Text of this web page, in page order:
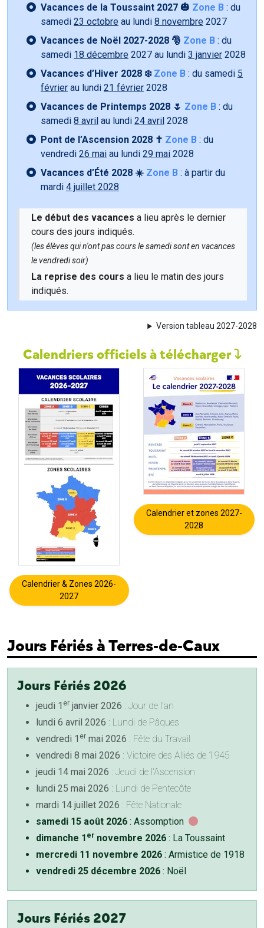
Vacances de la Toussaint 2027 🎃 Zone B : du
samedi 23 octobre au lundi 8 novembre 2027
Vacances de Noël 2027-2028 🎅 Zone B : du
samedi 18 décembre 2027 au lundi 3 janvier 2028
Vacances d’Hiver 2028 ❄️ Zone B : du samedi 5
février au lundi 21 février 2028
Vacances de Printemps 2028 🌷 Zone B : du
samedi 8 avril au lundi 24 avril 2028
Pont de l’Ascension 2028 ✝️ Zone B : du
vendredi 26 mai au lundi 29 mai 2028
Vacances d’Été 2028 ☀️ Zone B : à partir du
mardi 4 juillet 2028
Le début des vacances a lieu après le dernier
cours des jours indiqués.
(les élèves qui n'ont pas cours le samedi sont en vacances
le vendredi soir)
La reprise des cours a lieu le matin des jours
indiqués.
Version tableau 2027-2028
Calendriers officiels à télécharger
Calendrier & Zones 2026-
2027
Calendrier et zones 2027-
2028
Jours Fériés à Terres-de-Caux
Jours Fériés 2026
jeudi 1 er janvier 2026 : Jour de l'an
lundi 6 avril 2026 : Lundi de Pâques
vendredi 1 er mai 2026 : Fête du Travail
vendredi 8 mai 2026 : Victoire des Alliés de 1945
jeudi 14 mai 2026 : Jeudi de l'Ascension
lundi 25 mai 2026 : Lundi de Pentecôte
mardi 14 juillet 2026 : Fête Nationale
samedi 15 août 2026 : Assomption
dimanche 1 er novembre 2026 : La Toussaint
mercredi 11 novembre 2026 : Armistice de 1918
vendredi 25 décembre 2026 : Noël
Jours Fériés 2027